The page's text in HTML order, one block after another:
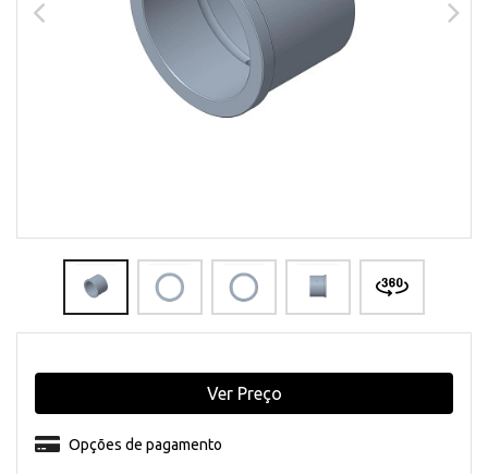
Opções de pagamento
Ver Preço